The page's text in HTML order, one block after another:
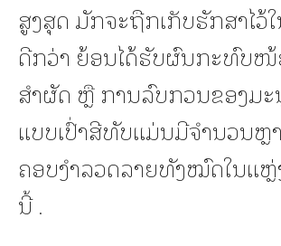
ສູງສຸດ ມັກຈະຖືກເກັບຮັກສາໄວ້
ດີກວ່າ ຍ້ອນໄດ້ຮັບຜົນກະທົບ
ສໍາຜັດ ຫຼື ການລົບກວນຂອງມ
ແບບເປົ່າສີທັບແມ່ນມີຈໍານວນຫຼ
ຄອບງໍາລວດລາຍທັງໝົດໃນແ
ນີ້ .